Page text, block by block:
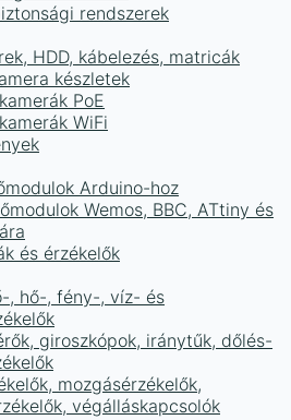
rendszerek
HDD, kábelezés, matricák
készletek
PoE
WiFi
Arduino-hoz
Wemos, BBC, ATtiny és
és érzékelők
, hő-, fény-, víz- és
giroszkópok, iránytűk, dőlés-
mozgásérzékelők,
végálláskapcsolók